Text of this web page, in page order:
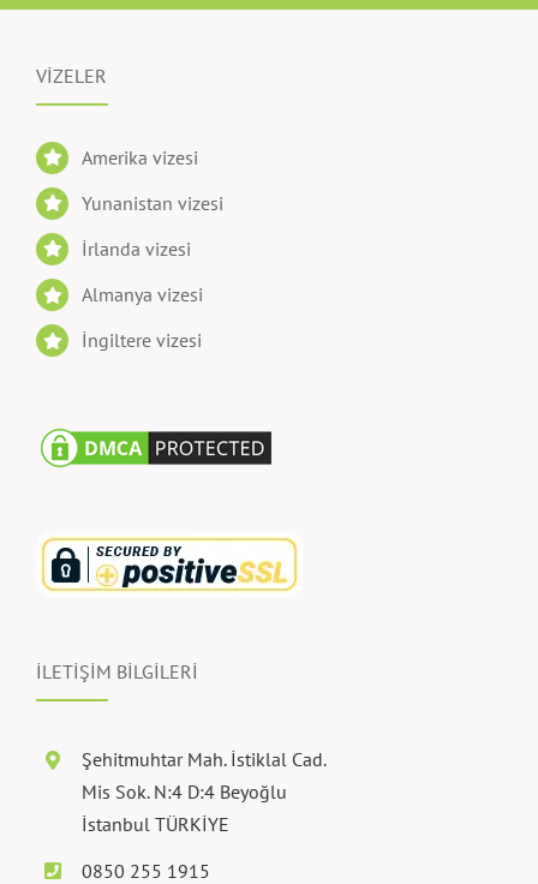
VİZELER
Amerika vizesi
Yunanistan vizesi
İrlanda vizesi
Almanya vizesi
İngiltere vizesi
İLETİŞİM BİLGİLERİ
Şehitmuhtar Mah. İstiklal Cad.
Mis Sok. N:4 D:4 Beyoğlu
İstanbul TÜRKİYE
0850 255 1915